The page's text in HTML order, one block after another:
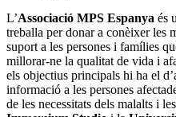
L’Associació MPS Espanya és
treballa per donar a conèixer les
suport a les persones i famílies
millorar-ne la qualitat de vida i
els objectius principals hi ha el
informació a les persones
de les necessitats dels malalts i